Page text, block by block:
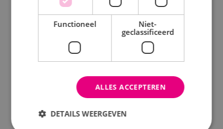
Onderwijs
Woningbouw
In opdracht
WKO systeem
Energiemonitoring
Brandmeldinstallatie
Functioneel
Niet-
geclassificeerd
ALLES ACCEPTEREN
DETAILS WEERGEVEN